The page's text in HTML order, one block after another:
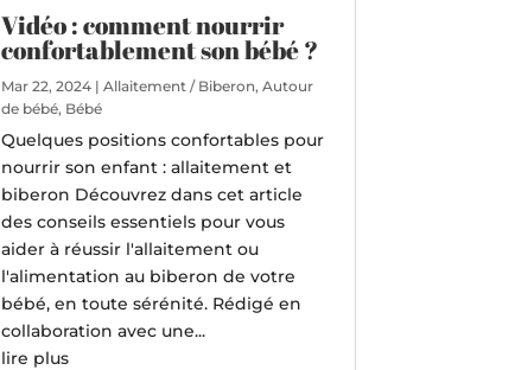
Vidéo : comment nourrir
confortablement son bébé ?
Mar 22, 2024| Allaitement / Biberon, Autour
de bébé, Bébé
Quelques positions confortables pour
nourrir son enfant : allaitement et
biberon Découvrez dans cet article
des conseils essentiels pour vous
aider à réussir l'allaitement ou
l'alimentation au biberon de votre
bébé, en toute sérénité. Rédigé en
collaboration avec une...
lire plus